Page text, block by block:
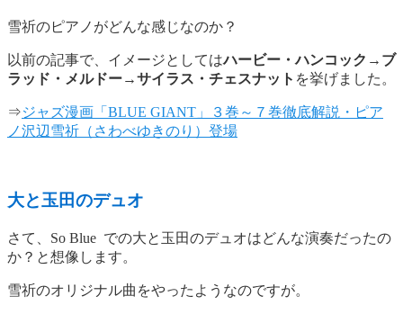
雪祈のピアノがどんな感じなのか？
以前の記事で、イメージとしてはハービー・ハンコック → ブ
ラッド・メルドー→サイラス・チェスナット を挙げました。
⇒ジャズ漫画「BLUE GIANT」３巻～７巻徹底解説・ピア
ノ沢辺雪祈（さわべゆきのり）登場
大と玉田のデュオ
さて、So Blue での大と玉田のデュオはどんな演奏だったの
か？と想像します。
雪祈のオリジナル曲をやったようなのですが。